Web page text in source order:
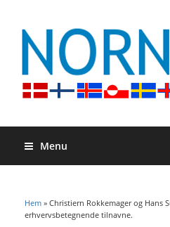
Menu
Du är här
Hem » Christiern Rokkemager og Hans
erhvervsbetegnende tilnavne.